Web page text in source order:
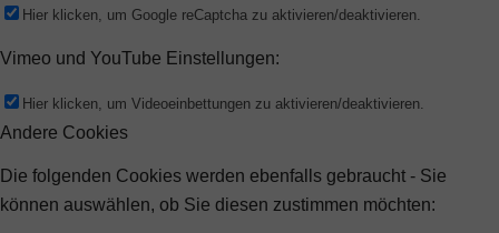
Hier klicken, um Google reCaptcha zu aktivieren/deaktivieren.
Vimeo und YouTube Einstellungen:
Hier klicken, um Videoeinbettungen zu aktivieren/deaktivieren.
Andere Cookies
Die folgenden Cookies werden ebenfalls gebraucht - Sie
können auswählen, ob Sie diesen zustimmen möchten: